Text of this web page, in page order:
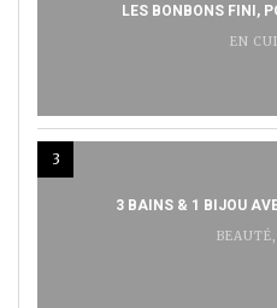
LES BONBONS FINI,
EN
3
3 BAINS & 1 BIJOU
BEAUTÉ